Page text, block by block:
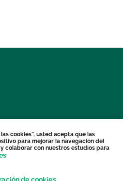
cookies”, usted acepta que las
para mejorar la navegación del
colaborar con nuestros estudios para